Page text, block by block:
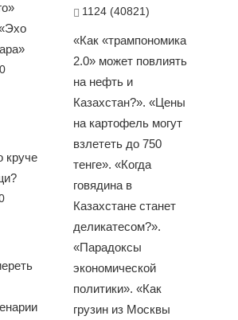
круче
1124 (40821)
«Как «трампономика
2.0» может повлиять
на нефть и
Казахстан?». «Цены
на картофель могут
взлететь до 750
тенге». «Когда
говядина в
Казахстане станет
деликатесом?».
«Парадоксы
экономической
политики». «Как
грузин из Москвы